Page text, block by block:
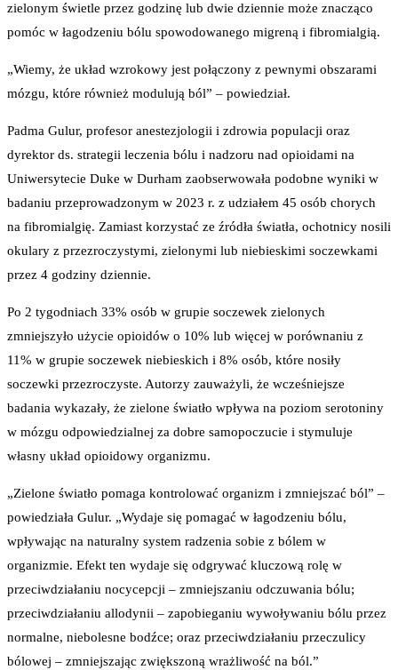
zielonym świetle przez godzinę lub dwie dziennie może znacząco
pomóc w łagodzeniu bólu spowodowanego migreną i fibromialgią.
„Wiemy, że układ wzrokowy jest połączony z pewnymi obszarami
mózgu, które również modulują ból” – powiedział.
Padma Gulur, profesor anestezjologii i zdrowia populacji oraz
dyrektor ds. strategii leczenia bólu i nadzoru nad opioidami na
Uniwersytecie Duke w Durham zaobserwowała podobne wyniki w
badaniu przeprowadzonym w 2023 r. z udziałem 45 osób chorych
na fibromialgię. Zamiast korzystać ze źródła światła, ochotnicy nosili
okulary z przezroczystymi, zielonymi lub niebieskimi soczewkami
przez 4 godziny dziennie.
Po 2 tygodniach 33% osób w grupie soczewek zielonych
zmniejszyło użycie opioidów o 10% lub więcej w porównaniu z
11% w grupie soczewek niebieskich i 8% osób, które nosiły
soczewki przezroczyste. Autorzy zauważyli, że wcześniejsze
badania wykazały, że zielone światło wpływa na poziom serotoniny
w mózgu odpowiedzialnej za dobre samopoczucie i stymuluje
własny układ opioidowy organizmu.
„Zielone światło pomaga kontrolować organizm i zmniejszać ból” –
powiedziała Gulur. „Wydaje się pomagać w łagodzeniu bólu,
wpływając na naturalny system radzenia sobie z bólem w
organizmie. Efekt ten wydaje się odgrywać kluczową rolę w
przeciwdziałaniu nocycepcji – zmniejszaniu odczuwania bólu;
przeciwdziałaniu allodynii – zapobieganiu wywoływaniu bólu przez
normalne, niebolesne bodźce; oraz przeciwdziałaniu przeczulicy
bólowej – zmniejszając zwiększoną wrażliwość na ból.”